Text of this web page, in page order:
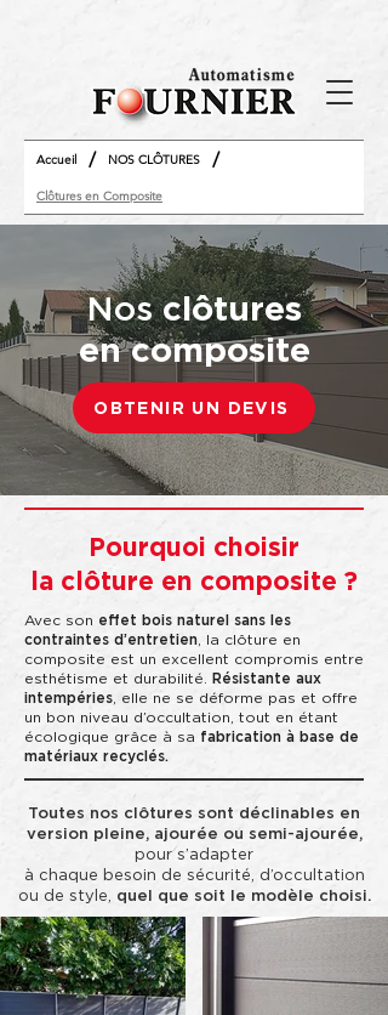
Accueil / NOS CLÔTURES /
Clôtures en Composite
Nosclôtures
encomposite
OBTENIR UN DEVIS
Pourquoi choisir
la clôture en composite ?
Avec son effet bois naturel sans les
contraintes d’entretien, la clôture en
composite est un excellent compromis entre
esthétisme et durabilité. Résistante aux
intempéries, elle ne se déforme pas et offre
un bon niveau d’occultation, tout en étant
écologique grâce à sa fabrication à base de
matériaux recyclés.
Toutes nos clôtures sont déclinables en
version pleine, ajourée ou semi-ajourée,
pour s’adapter
à chaque besoin de sécurité, d’occultation
ou de style, quel que soit le modèle choisi.